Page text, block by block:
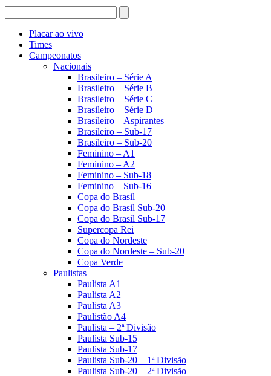
Placar ao vivo
Times
Campeonatos
Nacionais
Brasileiro – Série A
Brasileiro – Série B
Brasileiro – Série C
Brasileiro – Série D
Brasileiro – Aspirantes
Brasileiro – Sub-17
Brasileiro – Sub-20
Feminino – A1
Feminino – A2
Feminino – Sub-18
Feminino – Sub-16
Copa do Brasil
Copa do Brasil Sub-20
Copa do Brasil Sub-17
Supercopa Rei
Copa do Nordeste
Copa do Nordeste – Sub-20
Copa Verde
Paulistas
Paulista A1
Paulista A2
Paulista A3
Paulistão A4
Paulista – 2ª Divisão
Paulista Sub-15
Paulista Sub-17
Paulista Sub-20 – 1ª Divisão
Paulista Sub-20 – 2ª Divisão